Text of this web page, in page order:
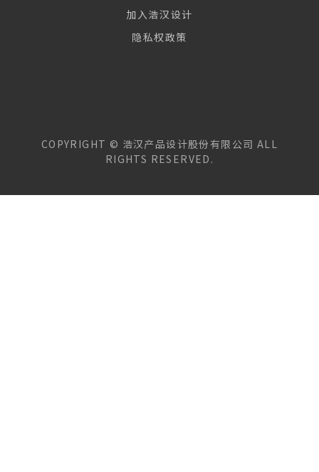
加入浩汉设计
隐私权政策
COPYRIGHT © 浩汉产品设计股份有限公司 ALL
RIGHTS RESERVED.